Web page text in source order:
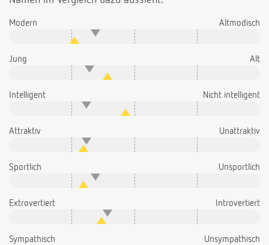
Modern Altmodisch
Jung Alt
Intelligent Nicht intelligent
Attraktiv Unattraktiv
Sportlich Unsportlich
Extrovertiert Introvertiert
Sympathisch Unsympathisch